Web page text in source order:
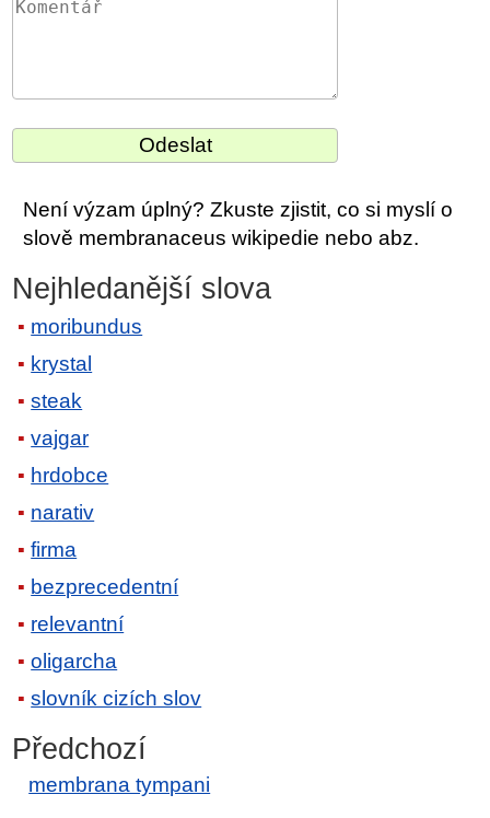
Není výzam úplný? Zkuste zjistit, co si myslí o
slově membranaceus wikipedie nebo abz.
Nejhledanější slova
moribundus
krystal
steak
vajgar
hrdobce
narativ
firma
bezprecedentní
relevantní
oligarcha
slovník cizích slov
Předchozí
membrana tympani